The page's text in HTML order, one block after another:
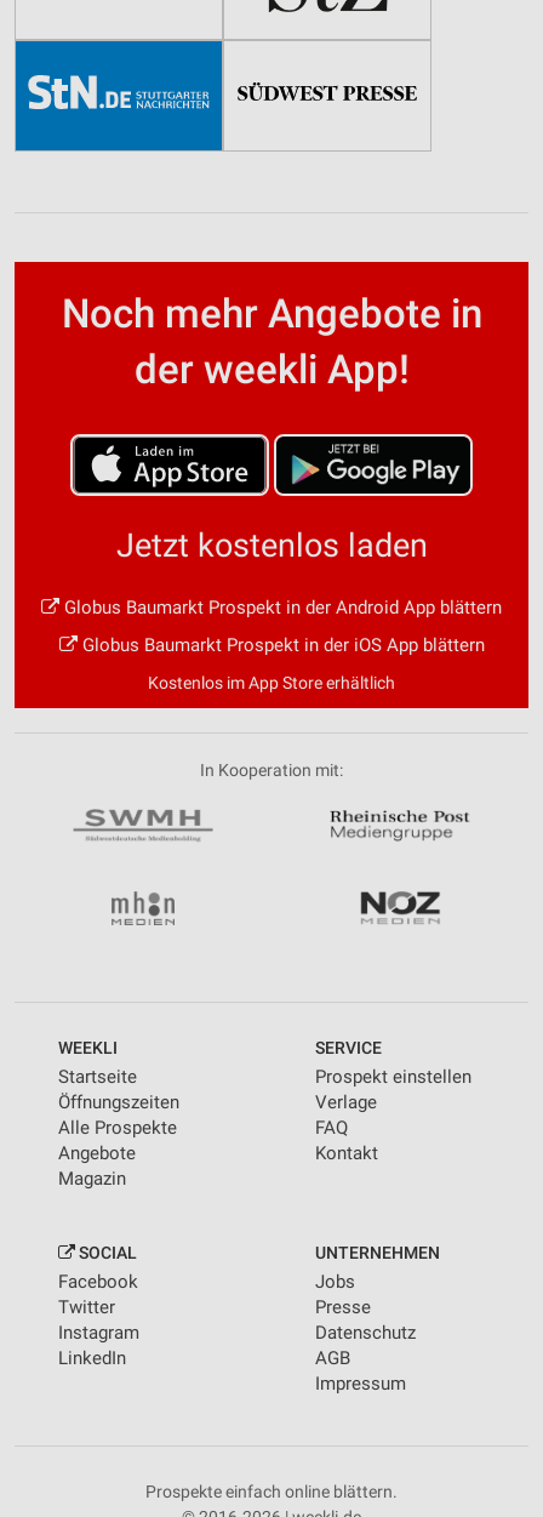
Noch mehr Angebote in
der weekli App!
Jetzt kostenlos laden
Globus Baumarkt Prospekt in der Android App blättern
Globus Baumarkt Prospekt in der iOS App blättern
Kostenlos im App Store erhältlich
In Kooperation mit:
WEEKLI
Startseite
Öffnungszeiten
Alle Prospekte
Angebote
Magazin
SERVICE
Prospekt einstellen
Verlage
FAQ
Kontakt
SOCIAL
Facebook
Twitter
Instagram
LinkedIn
UNTERNEHMEN
Jobs
Presse
Datenschutz
AGB
Impressum
Prospekte einfach online blättern.